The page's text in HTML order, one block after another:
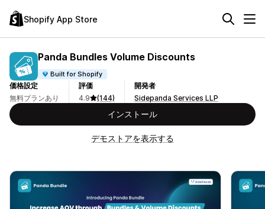
Shopify App Store
Panda Bundles Volume Discounts
Built for Shopify
価格設定
無料プランあり
評価
4.9
(144)
開発者
Sidepanda Services LLP
インストール
デモストアを表示する